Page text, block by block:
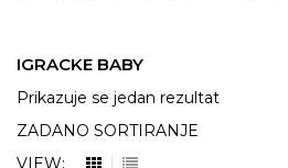
IGRACKE BABY
Prikazuje se jedan rezultat
VIEW: